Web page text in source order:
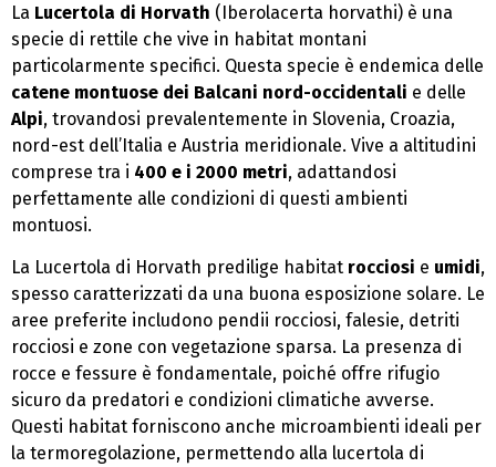
La Lucertola di Horvath (Iberolacerta horvathi) è una
specie di rettile che vive in habitat montani
particolarmente specifici. Questa specie è endemica delle
catene montuose dei Balcani nord-occidentali e delle
Alpi, trovandosi prevalentemente in Slovenia, Croazia,
nord-est dell’Italia e Austria meridionale. Vive a altitudini
comprese tra i 400 e i 2000 metri, adattandosi
perfettamente alle condizioni di questi ambienti
montuosi.
La Lucertola di Horvath predilige habitat rocciosi e umidi,
spesso caratterizzati da una buona esposizione solare. Le
aree preferite includono pendii rocciosi, falesie, detriti
rocciosi e zone con vegetazione sparsa. La presenza di
rocce e fessure è fondamentale, poiché offre rifugio
sicuro da predatori e condizioni climatiche avverse.
Questi habitat forniscono anche microambienti ideali per
la termoregolazione, permettendo alla lucertola di